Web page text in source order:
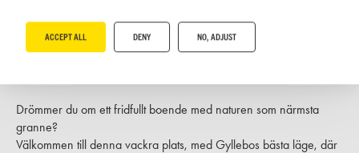
TOMTAREA
Drömmer du om ett fridfullt boende med naturen som närmsta
granne?
Välkommen till denna vackra plats, med Gyllebos bästa läge, där
ACCEPT ALL DENY NO, ADJUST